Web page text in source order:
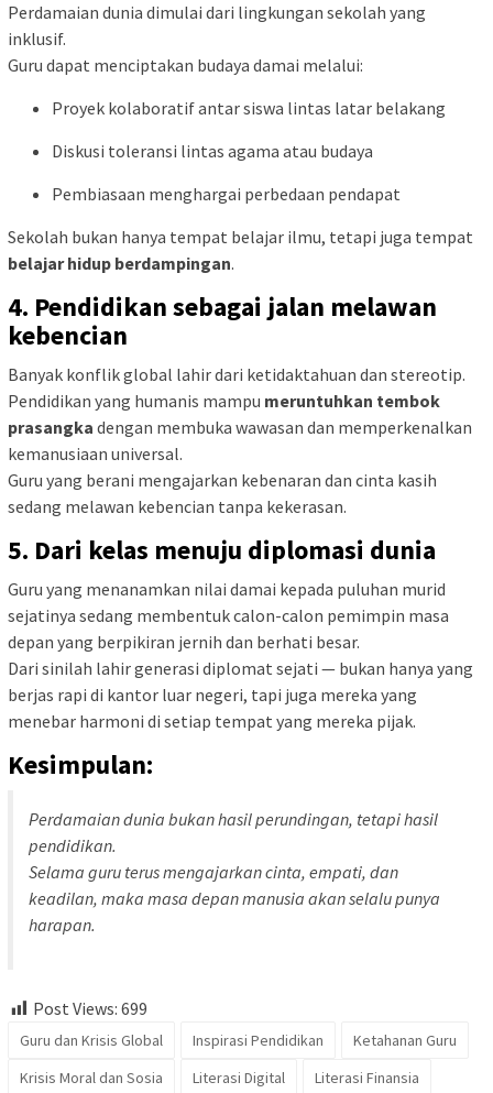
Perdamaian dunia dimulai dari lingkungan sekolah yang
inklusif.
Guru dapat menciptakan budaya damai melalui:
Proyek kolaboratif antar siswa lintas latar belakang
Diskusi toleransi lintas agama atau budaya
Pembiasaan menghargai perbedaan pendapat
Sekolah bukan hanya tempat belajar ilmu, tetapi juga tempat
belajar hidup berdampingan.
4. Pendidikan sebagai jalan melawan
kebencian
Banyak konflik global lahir dari ketidaktahuan dan stereotip.
Pendidikan yang humanis mampu meruntuhkan tembok
prasangka dengan membuka wawasan dan memperkenalkan
kemanusiaan universal.
Guru yang berani mengajarkan kebenaran dan cinta kasih
sedang melawan kebencian tanpa kekerasan.
5. Dari kelas menuju diplomasi dunia
Guru yang menanamkan nilai damai kepada puluhan murid
sejatinya sedang membentuk calon-calon pemimpin masa
depan yang berpikiran jernih dan berhati besar.
Dari sinilah lahir generasi diplomat sejati — bukan hanya yang
berjas rapi di kantor luar negeri, tapi juga mereka yang
menebar harmoni di setiap tempat yang mereka pijak.
Kesimpulan:
Perdamaian dunia bukan hasil perundingan, tetapi hasil
pendidikan.
Selama guru terus mengajarkan cinta, empati, dan
keadilan, maka masa depan manusia akan selalu punya
harapan.
Post Views: 699
Guru dan Krisis Global Inspirasi Pendidikan
Ketahanan Guru
Krisis Moral dan Sosia
Literasi Digital
Literasi Finansia